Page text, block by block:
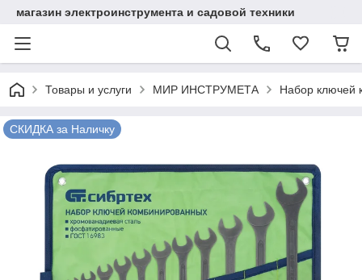
магазин электроинструмента и садовой техники
Товары и услуги МИР ИНСТРУМЕТА Набор ключей
СКИДКА за Наличку